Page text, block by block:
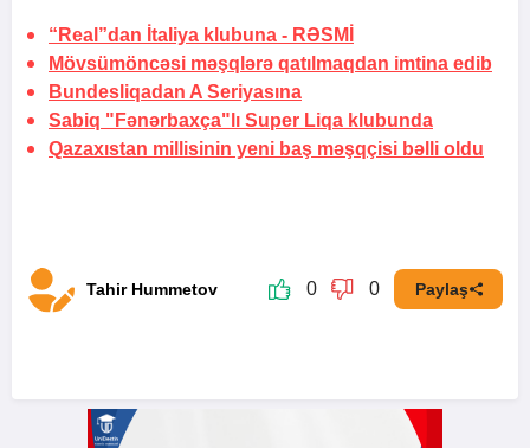
“Real”dan İtaliya klubuna - RƏSMİ
Mövsümöncəsi məşqlərə qatılmaqdan imtina edib
Bundesliqadan A Seriyasına
Sabiq "Fənərbaxça"lı Super Liqa klubunda
Qazaxıstan millisinin yeni baş məşqçisi bəlli oldu
Tahir Hummetov 0 0 Paylaş